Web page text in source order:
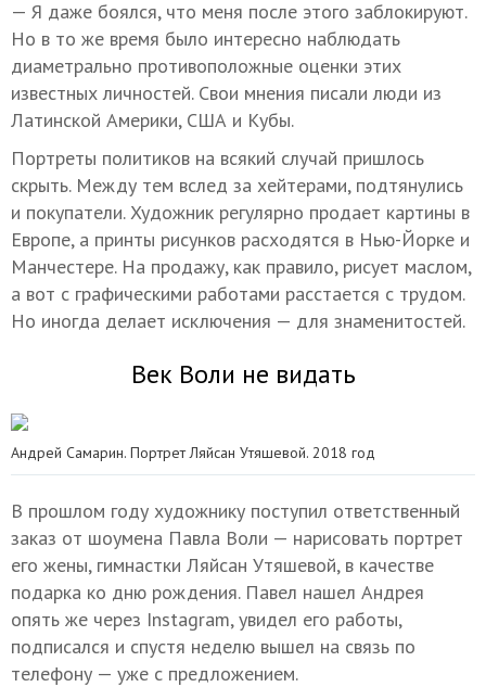
— Я даже боялся, что меня после этого заблокируют.
Но в то же время было интересно наблюдать
диаметрально противоположные оценки этих
известных личностей. Свои мнения писали люди из
Латинской Америки, США и Кубы.
Портреты политиков на всякий случай пришлось
скрыть. Между тем вслед за хейтерами, подтянулись
и покупатели. Художник регулярно продает картины в
Европе, а принты рисунков расходятся в Нью-Йорке и
Манчестере. На продажу, как правило, рисует маслом,
а вот с графическими работами расстается с трудом.
Но иногда делает исключения — для знаменитостей.
Век Воли не видать
Андрей Самарин. Портрет Ляйсан Утяшевой. 2018 год
В прошлом году художнику поступил ответственный
заказ от шоумена Павла Воли — нарисовать портрет
его жены, гимнастки Ляйсан Утяшевой, в качестве
подарка ко дню рождения. Павел нашел Андрея
опять же через Instagram, увидел его работы,
подписался и спустя неделю вышел на связь по
телефону — уже с предложением.